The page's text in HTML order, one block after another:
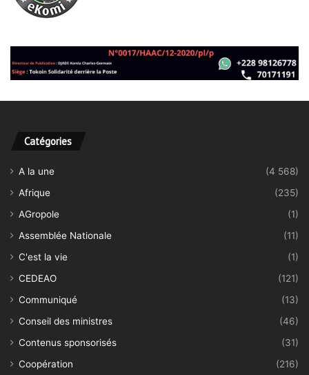
Catégories
A la une
(4 568)
Afrique
(235)
AGropole
(1)
Assemblée Nationale
(11)
C'est la vie
(1)
CEDEAO
(121)
Communiqué
(13)
Conseil des ministres
(46)
Contenus sponsorisés
(31)
Coopération
(216)